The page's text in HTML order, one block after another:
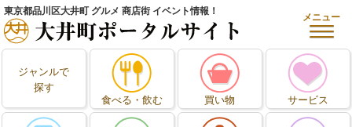
東京都品川区大井町 グルメ 商店街 イベント情報！
メニュー
ジャンルで
探す
食べる・飲む
買い物 サービス